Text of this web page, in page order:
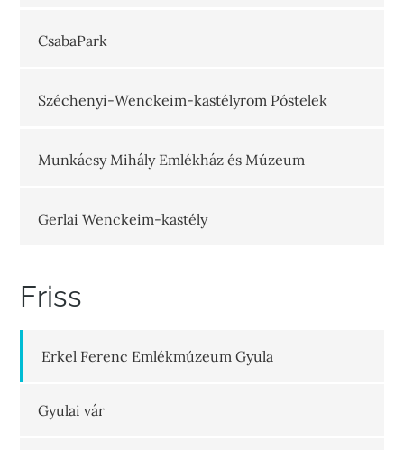
CsabaPark
Széchenyi-Wenckeim-kastélyrom Póstelek
Munkácsy Mihály Emlékház és Múzeum
Gerlai Wenckeim-kastély
Friss
Erkel Ferenc Emlékmúzeum Gyula
Gyulai vár